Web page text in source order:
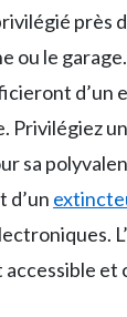
près
ou le
d’un
Privilégiez
sa
d’un
et